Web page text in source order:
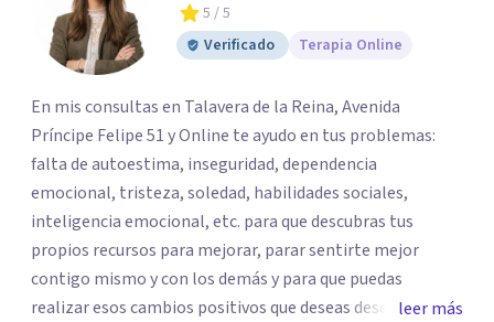
5 / 5
Verificado
Terapia Online
En mis consultas en Talavera de la Reina, Avenida
Príncipe Felipe 51 y Online te ayudo en tus problemas:
falta de autoestima, inseguridad, dependencia
emocional, tristeza, soledad, habilidades sociales,
inteligencia emocional, etc. para que descubras tus
propios recursos para mejorar, parar sentirte mejor
contigo mismo y con los demás y para que puedas
realizar esos cambios positivos que deseas desde hace
leer más